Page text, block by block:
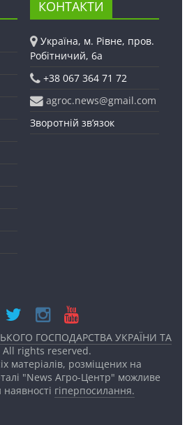
КОНТАКТИ
Україна, м. Рівне, пров.
Робітничий, 6а
+38 067 364 71 72
agroc.news@gmail.com
Зворотній зв’язок
ГОСПОДАРСТВА УКРАЇНИ ТА
All rights reserved.
матеріалів, розміщених на
"News Агро-Центр" можливе
наявності гіперпосилання.